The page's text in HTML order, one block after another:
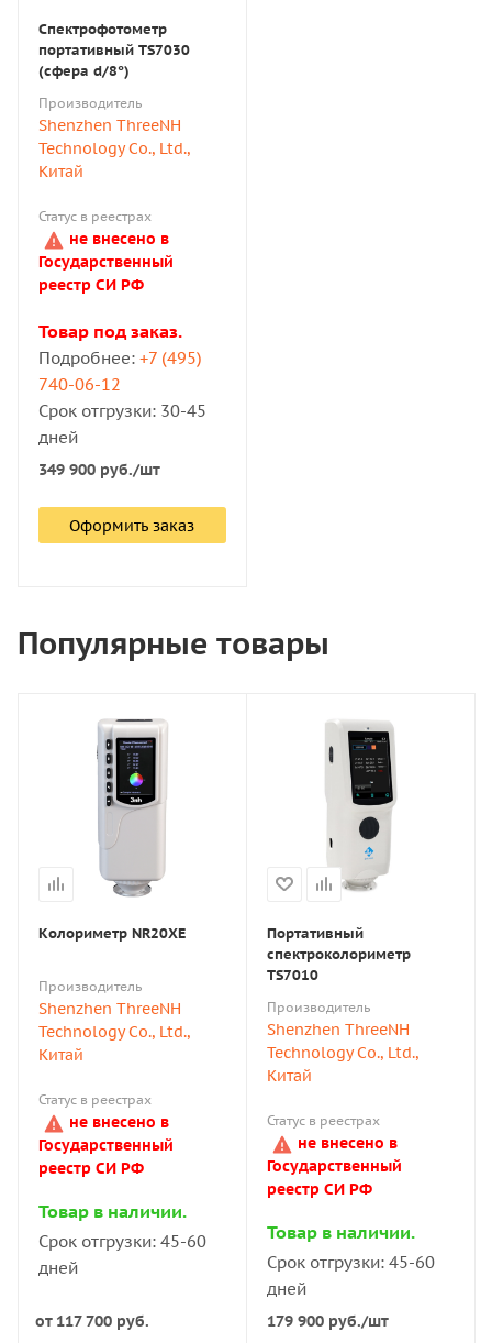
Спектрофотометр
портативный ТS7030
(сфера d/8°)
Производитель
Shenzhen ThreeNH
Technology Co., Ltd.,
Китай
Статус в реестрах
не внесено в
Государственный
реестр СИ РФ
Товар под заказ.
Подробнее: +7 (495)
740-06-12
Срок отгрузки: 30-45
дней
349 900 руб./шт
Оформить заказ
Популярные товары
Колориметр NR20XE
Производитель
Shenzhen ThreeNH
Technology Co., Ltd.,
Китай
Статус в реестрах
не внесено в
Государственный
реестр СИ РФ
Товар в наличии.
Срок отгрузки: 45-60
дней
от 117 700 руб.
Портативный
спектроколориметр
TS7010
Производитель
Shenzhen ThreeNH
Technology Co., Ltd.,
Китай
Статус в реестрах
не внесено в
Государственный
реестр СИ РФ
Товар в наличии.
Срок отгрузки: 45-60
дней
179 900 руб./шт